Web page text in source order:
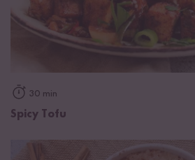
30 min
Spicy Tofu